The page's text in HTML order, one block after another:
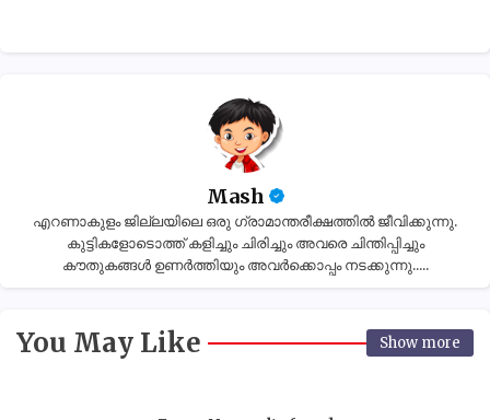
Mash
എറണാകുളം ജില്ലയിലെ ഒരു ഗ്രാമാന്തരീക്ഷത്തിൽ ജീവിക്കുന്നു.
കുട്ടികളോടൊത്ത് കളിച്ചും ചിരിച്ചും അവരെ ചിന്തിപ്പിച്ചും
കൗതുകങ്ങൾ ഉണർത്തിയും അവർക്കൊപ്പം നടക്കുന്നു.....
You May Like Show more